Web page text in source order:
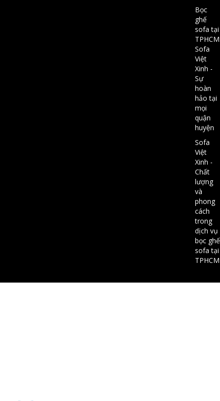
Bọc
ghế
sofa tại
Sofa
Việt
Xinh -
Sự
hoàn
hảo tại
mọi
quận
huyện
Sofa
Việt
Xinh -
Chất
lượng
và
phong
cách
trong
dịch vụ
bọc ghế
sofa tại
TPHCM